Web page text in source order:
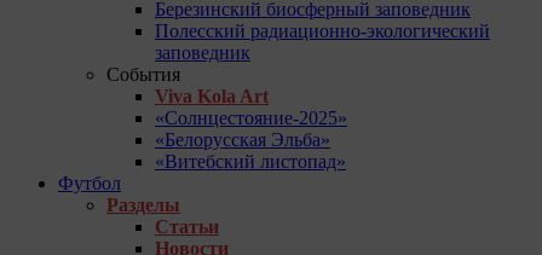
Березинский биосферный заповедник
Полесский радиационно-экологический
заповедник
События
Viva Kola Art
«Солнцестояние-2025»
«Белорусская Эльба»
«Витебский листопад»
Футбол
Разделы
Статьи
Новости